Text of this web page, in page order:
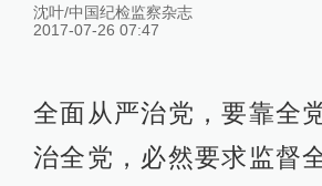
沈叶/中国纪检监察杂志
2017-07-26 07:47
全面从严治党，要靠全
治全党，必然要求监督